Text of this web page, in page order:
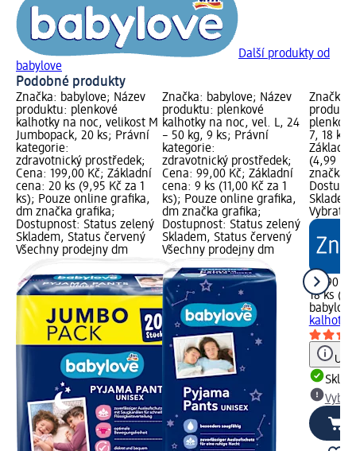
Další produkty od
babylove
Podobné produkty
Značka: babylove; Název
produktu: plenkové
kalhotky na noc, velikost M
Jumbopack, 20 ks; Právní
kategorie:
zdravotnický prostředek;
Cena: 199,00 Kč; Základní
cena: 20 ks (9,95 Kč za 1
ks); Pouze online grafika,
dm značka grafika;
Dostupnost: Status zelený
Skladem, Status červený
Všechny prodejny dm
Značka: babylove; Název
produktu: plenkové
kalhotky na noc, vel. L, 24
– 50 kg, 9 ks; Právní
kategorie:
zdravotnický prostředek;
Cena: 99,00 Kč; Základní
cena: 9 ks (11,00 Kč za 1
ks); Pouze online grafika,
dm značka grafika;
Dostupnost: Status zelený
Skladem, Status červený
Všechny prodejny dm
Značka:
7, 18 ks;
Základní
(4,99 Kč
značka
Vybrat
89,90 Kč
18 ks
babylove